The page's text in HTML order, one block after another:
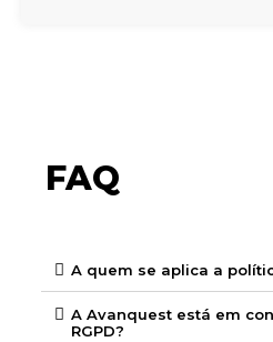
FAQ
A quem se aplica a
A Avanquest está em
RGPD?